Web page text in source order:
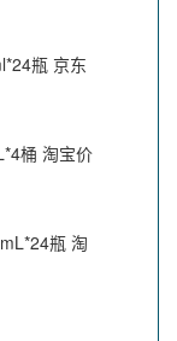
瓶 京东
桶 淘宝价
瓶 淘